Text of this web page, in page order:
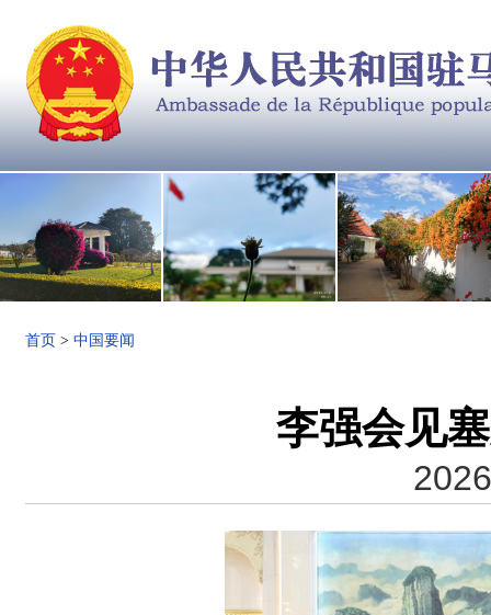
首页 > 中国要闻
李强会见